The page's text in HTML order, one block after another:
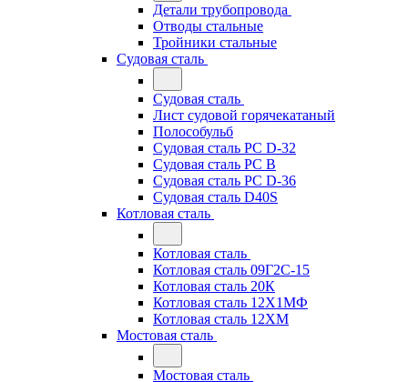
Детали трубопровода
Отводы стальные
Тройники стальные
Судовая сталь
Судовая сталь
Лист судовой горячекатаный
Полособульб
Судовая сталь РС D-32
Судовая сталь РС В
Судовая сталь РС D-36
Судовая сталь D40S
Котловая сталь
Котловая сталь
Котловая сталь 09Г2С-15
Котловая сталь 20К
Котловая сталь 12Х1МФ
Котловая сталь 12ХМ
Мостовая сталь
Мостовая сталь